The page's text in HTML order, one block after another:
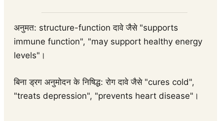
अनुमत: structure-function दावे जैसे "supports
immune function", "may support healthy energy
levels"।
बिना ड्रग अनुमोदन के निषिद्ध: रोग दावे जैसे "cures cold",
"treats depression", "prevents heart disease"।